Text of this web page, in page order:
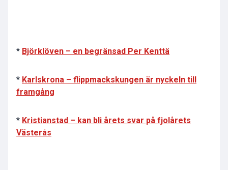
* Björklöven – en begränsad Per Kenttä
* Karlskrona – flippmackskungen är nyckeln till
framgång
* Kristianstad – kan bli årets svar på fjolårets
Västerås